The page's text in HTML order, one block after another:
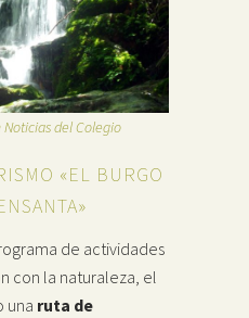
Noticias del Colegio
«EL BURGO
de actividades
con la naturaleza, el
una ruta de